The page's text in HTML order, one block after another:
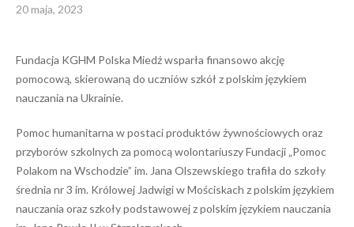
20 maja, 2023
Fundacja KGHM Polska Miedź wsparła finansowo akcję
pomocową, skierowaną do uczniów szkół z polskim językiem
nauczania na Ukrainie.
Pomoc humanitarna w postaci produktów żywnościowych oraz
przyborów szkolnych za pomocą wolontariuszy Fundacji „Pomoc
Polakom na Wschodzie” im. Jana Olszewskiego trafiła do szkoły
średnia nr 3 im. Królowej Jadwigi w Mościskach z polskim językiem
nauczania oraz szkoły podstawowej z polskim językiem nauczania